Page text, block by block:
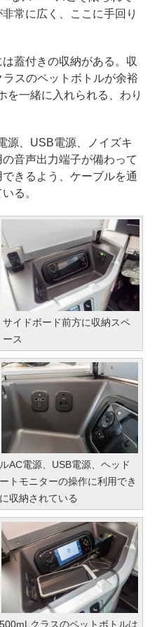
常に広く、ここに手回り
蓋付きの収納がある。収
スのペットボトルが余裕
を一緒に入れられる、わり
、USB電源、ノイズキ
音声出力端子が備わって
きるよう、ケーブルを通
る。
サイドボード前方に収納スペ
ース
AC電源、USB電源、ヘッド
トモニターの操作に利用でき
収納されている
クラスのペットボトルは